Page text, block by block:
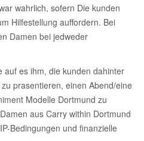
wahrlich, sofern Die kunden
Hilfestellung auffordern. Bei
Damen bei jedweder
auf es ihm, die kunden dahinter
prasentieren, einen Abend/eine
Modelle Dortmund zu
aus Carry within Dortmund
Bedingungen und finanzielle